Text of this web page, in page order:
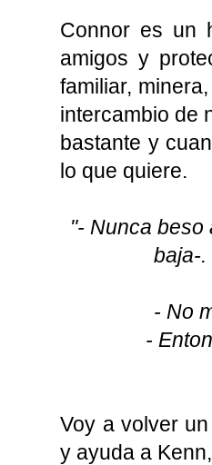
Connor es un
amigos y
familiar,
intercambio de
bastante y
lo que quiere.
"- Nunca beso
baja-.
- No
-
Voy a volver
y ayuda a